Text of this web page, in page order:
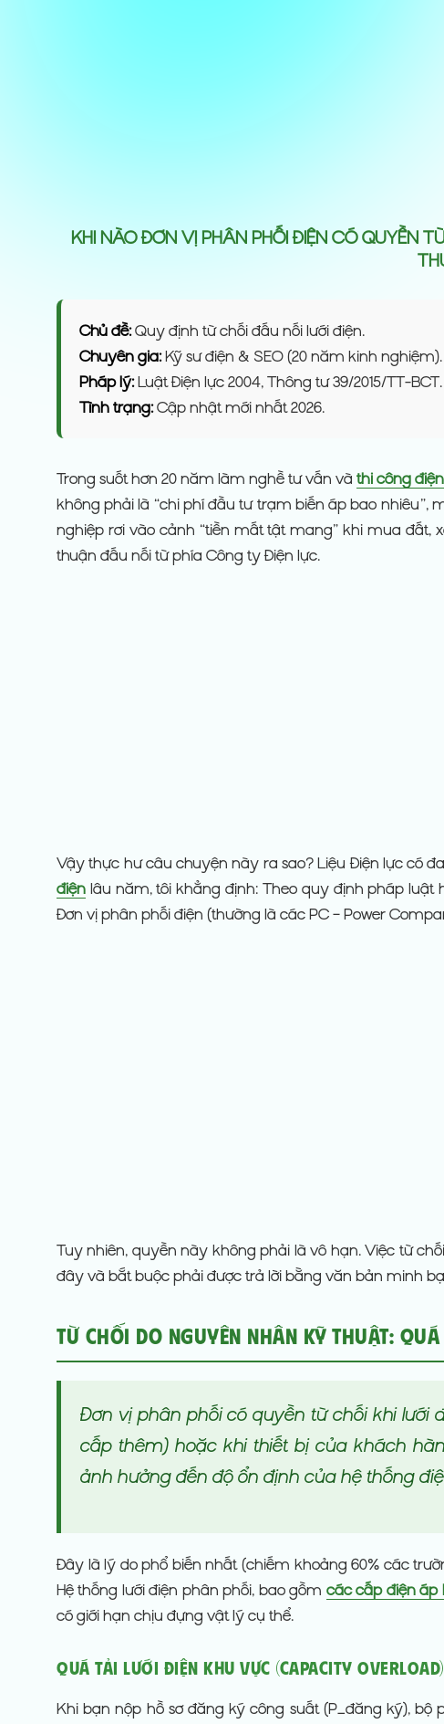
KHI NÀO ĐƠN VỊ PHÂN PHỐI ĐIỆN CÓ QUYỀN
Chủ đề:Quy định từ chối đấu nối lưới điện.
Chuyên gia:Kỹ sư điện & SEO (20 năm kinh nghiệm).
Pháp lý:Luật Điện lực 2004, Thông tư 39/2015/TT-BCT.
Tình trạng:Cập nhật mới nhất 2026.
Trong suốt hơn 20 năm làm nghề tư vấn và thi công
không phải là “chi phí đầu tư trạm biến áp bao nhiêu”,
nghiệp rơi vào cảnh “tiền mất tật mang” khi mua đất,
thuận đấu nối từ phía Công ty Điện lực.
Vậy thực hư câu chuyện này ra sao? Liệu Điện lực có
điện lâu năm, tôi khẳng định: Theo quy định pháp luật
Đơn vị phân phối điện (thường là các PC – Power
Tuy nhiên, quyền này không phải là vô hạn. Việc từ
đây và bắt buộc phải được trả lời bằng văn bản minh
Từ Chối Do Nguyên Nhân Kỹ Thuật:
Đơn vị phân phối có quyền từ chối khi lưới
cấp thêm) hoặc khi thiết bị của khách
ảnh hưởng đến độ ổn định của hệ thống
Đây là lý do phổ biến nhất (chiếm khoảng 60% các
Hệ thống lưới điện phân phối, bao gồm các cấp điện áp
có giới hạn chịu đựng vật lý cụ thể.
Quá tải lưới điện khu vực (Capacity Overload)
Khi bạn nộp hồ sơ đăng ký công suất (P_đăng ký),